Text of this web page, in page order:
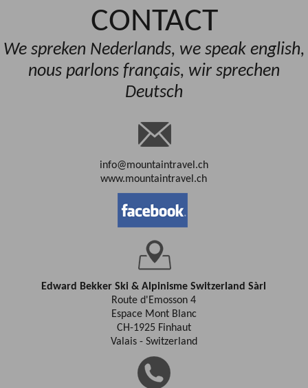
CONTACT
We spreken Nederlands, we speak english,
nous parlons français, wir sprechen
Deutsch
info@mountaintravel.ch
www.mountaintravel.ch
Edward Bekker Ski & Alpinisme Switzerland Sàrl
Route d'Emosson 4
Espace Mont Blanc
CH-1925 Finhaut
Valais - Switzerland